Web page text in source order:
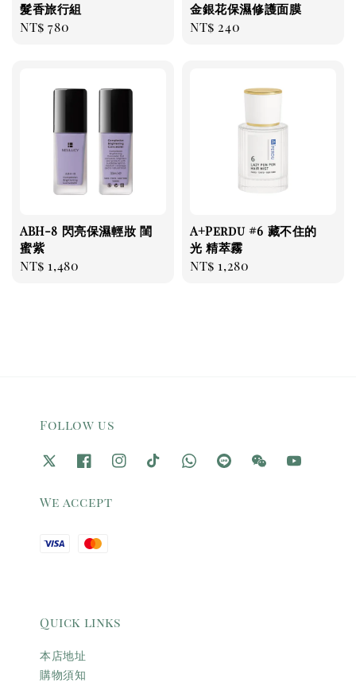
髮香旅行組
Regular
NT$ 780
金銀花保濕修護面膜
Regular
NT$ 240
ABH-8 閃亮保濕輕妝 閨
蜜紫
Regular
NT$ 1,480
A+Perdu #6 藏不住的
光 精萃霧
Regular
NT$ 1,280
Follow us
We accept
Quick links
本店地址
購物須知